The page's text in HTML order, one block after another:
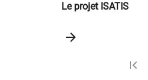
Le projet ISATIS